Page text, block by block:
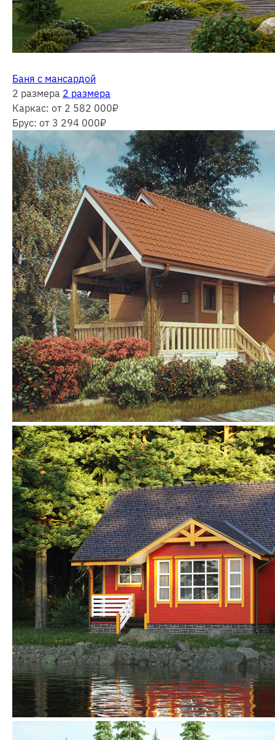
Баня с мансардой
2 размера 2 размера
Каркас: от 2 582 000₽
Брус: от 3 294 000₽